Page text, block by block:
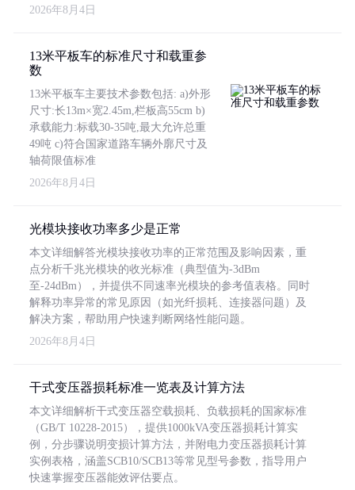
2026年8月4日
13米平板车的标准尺寸和载重参
数
13米平板车主要技术参数包括: a)外形
尺寸:长13m×宽2.45m,栏板高55cm b)
承载能力:标载30-35吨,最大允许总重
49吨 c)符合国家道路车辆外廓尺寸及
轴荷限值标准
2026年8月4日
光模块接收功率多少是正常
本文详细解答光模块接收功率的正常范围及影响因素，重
点分析千兆光模块的收光标准（典型值为-3dBm
至-24dBm），并提供不同速率光模块的参考值表格。同时
解释功率异常的常见原因（如光纤损耗、连接器问题）及
解决方案，帮助用户快速判断网络性能问题。
2026年8月4日
干式变压器损耗标准一览表及计算方法
本文详细解析干式变压器空载损耗、负载损耗的国家标准
（GB/T 10228-2015），提供1000kVA变压器损耗计算实
例，分步骤说明变损计算方法，并附电力变压器损耗计算
实例表格，涵盖SCB10/SCB13等常见型号参数，指导用户
快速掌握变压器能效评估要点。